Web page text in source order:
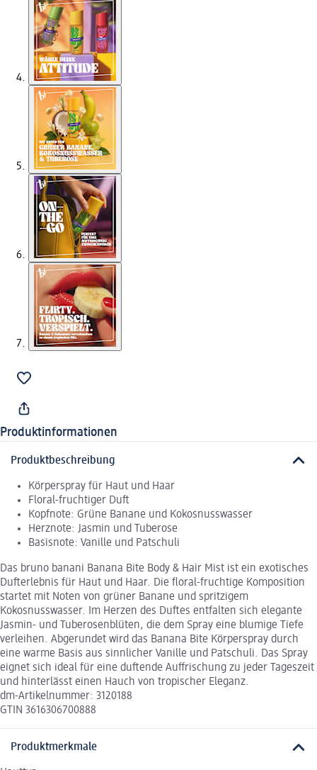
Produktinformationen
Produktbeschreibung
Körperspray für Haut und Haar
Floral-fruchtiger Duft
Kopfnote: Grüne Banane und Kokosnusswasser
Herznote: Jasmin und Tuberose
Basisnote: Vanille und Patschuli
Das bruno banani Banana Bite Body & Hair Mist ist ein exotisches
Dufterlebnis für Haut und Haar. Die floral-fruchtige Komposition
startet mit Noten von grüner Banane und spritzigem
Kokosnusswasser. Im Herzen des Duftes entfalten sich elegante
Jasmin- und Tuberosenblüten, die dem Spray eine blumige Tiefe
verleihen. Abgerundet wird das Banana Bite Körperspray durch
eine warme Basis aus sinnlicher Vanille und Patschuli. Das Spray
eignet sich ideal für eine duftende Auffrischung zu jeder Tageszeit
und hinterlässt einen Hauch von tropischer Eleganz.
dm-Artikelnummer: 3120188
GTIN 3616306700888
Produktmerkmale